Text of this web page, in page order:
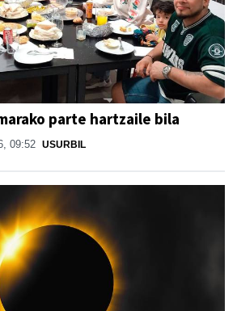
parte hartzaile bila
09:52 USURBIL